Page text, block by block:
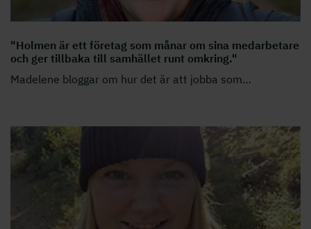
"Holmen är ett företag som månar om sina medarbetare
och ger tillbaka till samhället runt omkring."
Madelene bloggar om hur det är att jobba som…